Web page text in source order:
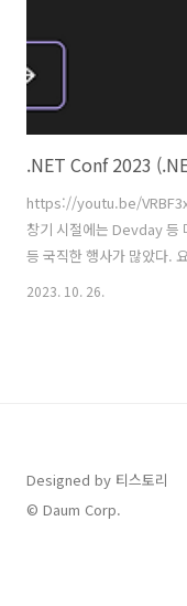
.NET Conf 2023
https://youtu.be/
창기 시절에는 Devday 등
등 국직한 행사가 많았다.
었다. 요즘은 가장 큰 행사
반의 Blazor로 개발을 진
2023. 10. 26.
Designed by 티스토리
© Daum Corp.